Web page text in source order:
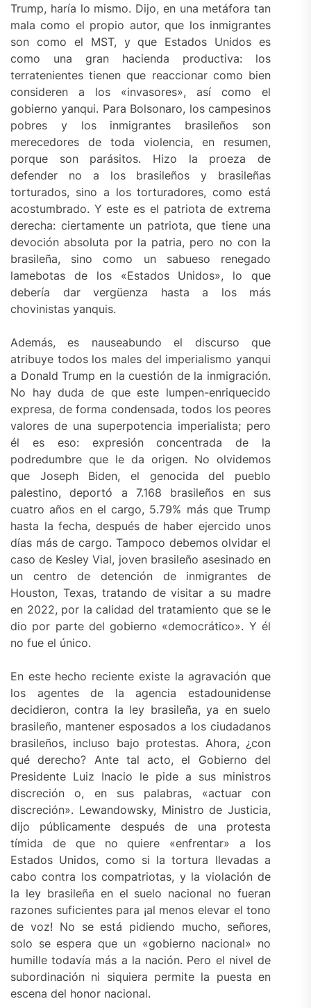
Trump, haría lo mismo. Dijo, en una metáfora tan
mala como el propio autor, que los inmigrantes
son como el MST, y que Estados Unidos es
como una gran hacienda productiva: los
terratenientes tienen que reaccionar como bien
consideren a los «invasores», así como el
gobierno yanqui. Para Bolsonaro, los campesinos
pobres y los inmigrantes brasileños son
merecedores de toda violencia, en resumen,
porque son parásitos. Hizo la proeza de
defender no a los brasileños y brasileñas
torturados, sino a los torturadores, como está
acostumbrado. Y este es el patriota de extrema
derecha: ciertamente un patriota, que tiene una
devoción absoluta por la patria, pero no con la
brasileña, sino como un sabueso renegado
lamebotas de los «Estados Unidos», lo que
debería dar vergüenza hasta a los más
chovinistas yanquis.
Además, es nauseabundo el discurso que
atribuye todos los males del imperialismo yanqui
a Donald Trump en la cuestión de la inmigración.
No hay duda de que este lumpen-enriquecido
expresa, de forma condensada, todos los peores
valores de una superpotencia imperialista; pero
él es eso: expresión concentrada de la
podredumbre que le da origen. No olvidemos
que Joseph Biden, el genocida del pueblo
palestino, deportó a 7.168 brasileños en sus
cuatro años en el cargo, 5.79% más que Trump
hasta la fecha, después de haber ejercido unos
días más de cargo. Tampoco debemos olvidar el
caso de Kesley Vial, joven brasileño asesinado en
un centro de detención de inmigrantes de
Houston, Texas, tratando de visitar a su madre
en 2022, por la calidad del tratamiento que se le
dio por parte del gobierno «democrático». Y él
no fue el único.
En este hecho reciente existe la agravación que
los agentes de la agencia estadounidense
decidieron, contra la ley brasileña, ya en suelo
brasileño, mantener esposados a los ciudadanos
brasileños, incluso bajo protestas. Ahora, ¿con
qué derecho? Ante tal acto, el Gobierno del
Presidente Luiz Inacio le pide a sus ministros
discreción o, en sus palabras, «actuar con
discreción». Lewandowsky, Ministro de Justicia,
dijo públicamente después de una protesta
tímida de que no quiere «enfrentar» a los
Estados Unidos, como si la tortura llevadas a
cabo contra los compatriotas, y la violación de
la ley brasileña en el suelo nacional no fueran
razones suficientes para ¡al menos elevar el tono
de voz! No se está pidiendo mucho, señores,
solo se espera que un «gobierno nacional» no
humille todavía más a la nación. Pero el nivel de
subordinación ni siquiera permite la puesta en
escena del honor nacional.